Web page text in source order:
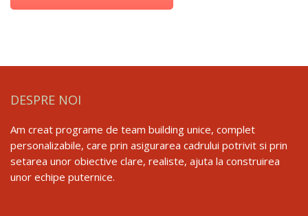
DESPRE NOI
Am creat programe de team building unice, complet
personalizabile, care prin asigurarea cadrului potrivit si prin
setarea unor obiective clare, realiste, ajuta la construirea
unor echipe puternice.